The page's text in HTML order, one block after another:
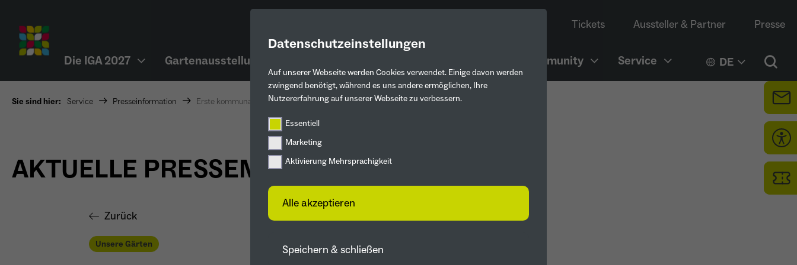
Datenschutzeinstellungen
Auf unserer Webseite werden Cookies verwendet. Einige davon werden
zwingend benötigt, während es uns andere ermöglichen, Ihre
Nutzererfahrung auf unserer Webseite zu verbessern.
Essentiell
Marketing
Aktivierung Mehrsprachigkeit
Alle akzeptieren
Speichern & schließen
Tickets Aussteller & Partner Presse
Die IGA 2027 Gartenausstellung Mitmachen & Community Service DE
Sie sind hier: Service Presseinformation Erste kommunale Projekte der IGA 2027 werden umgesetzt
AKTUELLE PRESSEMELDUNGEN
Zurück
Unsere Gärten